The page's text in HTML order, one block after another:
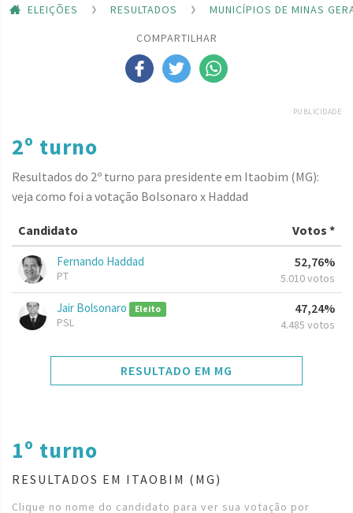
ELEIÇÕES RESULTADOS
MUNICÍPIOS DE MINAS
COMPARTILHAR
PUBLICIDADE
2º turno
Resultados do 2º turno para presidente em Itaobim (MG):
veja como foi a votação Bolsonaro x Haddad
Candidato Votos *
Fernando Haddad
PT
52,76%
5.010 votos
Jair Bolsonaro Eleito
PSL
47,24%
4.485 votos
RESULTADO EM MG
1º turno
RESULTADOS EM ITAOBIM (MG)
Clique no nome do candidato para ver sua votação por